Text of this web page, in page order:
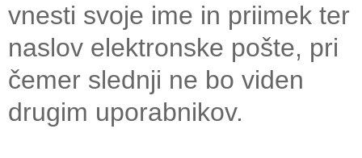
vnesti svoje ime in priimek ter
naslov elektronske pošte, pri
čemer slednji ne bo viden
drugim uporabnikov.